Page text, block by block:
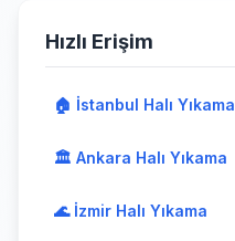
Hızlı Erişim
🏠 İstanbul Halı Yıkama
🏛️ Ankara Halı Yıkama
🌊 İzmir Halı Yıkama